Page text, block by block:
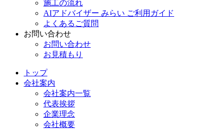
施工の流れ
AIアドバイザー みらい ご利用ガイド
よくあるご質問
お問い合わせ
お問い合わせ
お見積もり
トップ
会社案内
会社案内一覧
代表挨拶
企業理念
会社概要